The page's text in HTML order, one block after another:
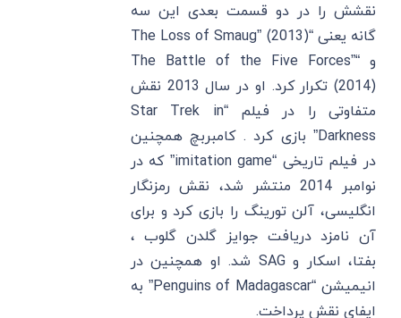
نقشش را در دو قسمت بعدی این سه
گانه یعنی “The Loss of Smaug” (2013)
و “The Battle of the Five Forces”
(2014) تکرار کرد. او در سال 2013 نقش
متفاوتی را در فیلم “Star Trek in
Darkness” بازی کرد . کامبربچ همچنین
در فیلم تاریخی “imitation game” که در
نوامبر 2014 منتشر شد، نقش رمزنگار
انگلیسی، آلن تورینگ را بازی کرد و برای
آن نامزد دریافت جوایز گلدن گلوب ،
بفتا، اسکار و SAG شد. او همچنین در
انیمیشن “Penguins of Madagascar” به
ایفای نقش پرداخت.